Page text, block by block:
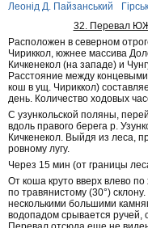
Леонід Д. Пайзанський
32. Перевал
Расположен в северном
Чириккол, южнее массива
Кичкенекол (на западе) и
Расстояние между
кош в ущ. Чириккол)
день. Количество ходовых
С узункольской поляны,
вдоль правого берега р.
Кичкенекол. Выйдя из леса,
ровному лугу.
Через 15 мин (от границы
От коша круто вверх влево
по травянистому (30°)
несколькими большими
водопадом срывается